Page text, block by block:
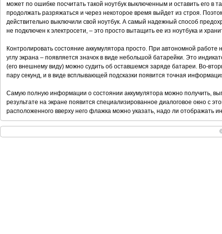
может по ошибке посчитать такой ноутбук выключенным и оставить его в
продолжать разряжаться и через некоторое время выйдет из строя.
действительно выключили свой ноутбук. А самый надежный способ
не подключен к электросети, – это просто вытащить ее из ноутбука и
Контролировать состояние аккумулятора просто. При автономной
углу экрана – появляется значок в виде небольшой батарейки. Это
(его внешнему виду) можно судить об оставшемся заряде батареи. Во-
пару секунд, и в виде всплывающей подсказки появится точная
Самую полную информации о состоянии аккумулятора можно получить,
результате на экране появится специализированное диалоговое окно с
расположенного вверху него флажка можно указать, надо ли отображать